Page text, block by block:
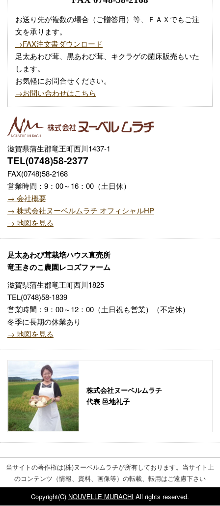
お送り先が複数の場合（ご贈答用）等、ＦＡＸでもご注
文を承ります。
→FAX注文書ダウンロード
足太あわび茸、黒あわび茸、キクラゲの菌床販売もいた
します。
お気軽にお問合せください。
→お問い合わせはこちら
滋賀県蒲生郡竜王町西川1437-1
TEL(0748)58-2377
FAX(0748)58-2168
営業時間：9：00～16：00（土日休）
→ 会社概要
→ 株式会社ヌーベルムラチ オフィシャルHP
→ 地図を見る
足太あわび茸栽培ハウス直売所
竜王きのこ農園レコズファーム
滋賀県蒲生郡竜王町西川1825
TEL(0748)58-1839
営業時間：9：00～12：00（土日祝も営業）（不定休）
冬季に長期の休業あり
→ 地図を見る
株式会社ヌーベルムラチ
代表 邑地礼子
当サイトの著作権は(株)ヌーベルムラチが所有しております。当サイト上
のコンテンツ（情報、資料、画像等）の転載、転用はご遠慮下さい
Copyright(C) NOUVELLE MURACHI All rights reserved.